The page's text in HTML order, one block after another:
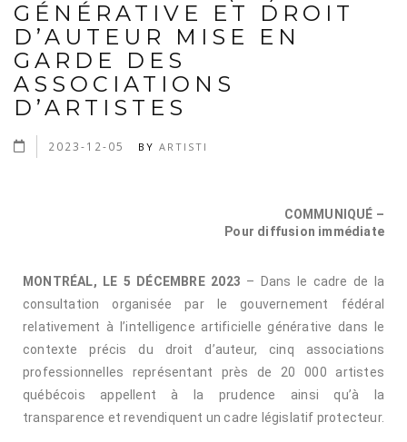
GÉNÉRATIVE ET DROIT
D’AUTEUR MISE EN
GARDE DES
ASSOCIATIONS
D’ARTISTES
2023-12-05 BYARTISTI
COMMUNIQUÉ –
Pour diffusion immédiate
MONTRÉAL, LE 5 DÉCEMBRE 2023 – Dans le cadre de la
consultation organisée par le gouvernement fédéral
relativement à l’intelligence artificielle générative dans le
contexte précis du droit d’auteur, cinq associations
professionnelles représentant près de 20 000 artistes
québécois appellent à la prudence ainsi qu’à la
transparence et revendiquent un cadre législatif protecteur.